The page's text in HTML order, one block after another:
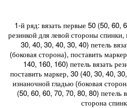
1-й ряд: вязать первые 50 (50, 60,
резинкой для левой стороны
30, 40, 30, 40, 30, 40) петель
(боковая сторона), поставить
140, 160, 160) петель вязать
поставить маркер, 30 (40, 30, 40,
изнаночной гладью (боковая
(50, 60, 60, 70, 70, 80, 80) петель
сторона